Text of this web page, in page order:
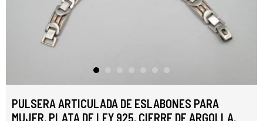
PULSERA ARTICULADA DE ESLABONES PARA
MUJER. PLATA DE LEY 925. CIERRE DE ARGOLLA.